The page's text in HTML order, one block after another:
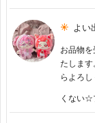
よい
お品物
たしま
らよろ
くない☆